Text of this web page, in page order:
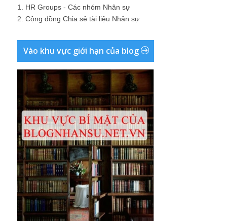
1. HR Groups - Các nhóm Nhân sự
2. Cộng đồng Chia sẻ tài liệu Nhân sự
Vào khu vực giới hạn của blog